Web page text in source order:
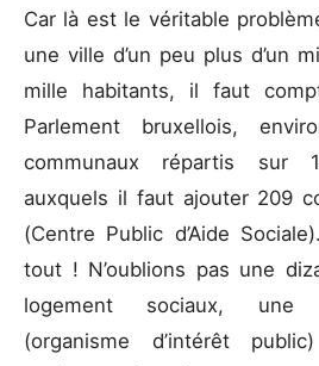
Car là est le véritable
une ville d’un peu plus d’un
mille habitants, il faut
Parlement bruxellois,
communaux répartis sur
auxquels il faut ajouter 209
(Centre Public d’Aide
tout ! N’oublions pas une
logement sociaux, une
(organisme d’intérêt